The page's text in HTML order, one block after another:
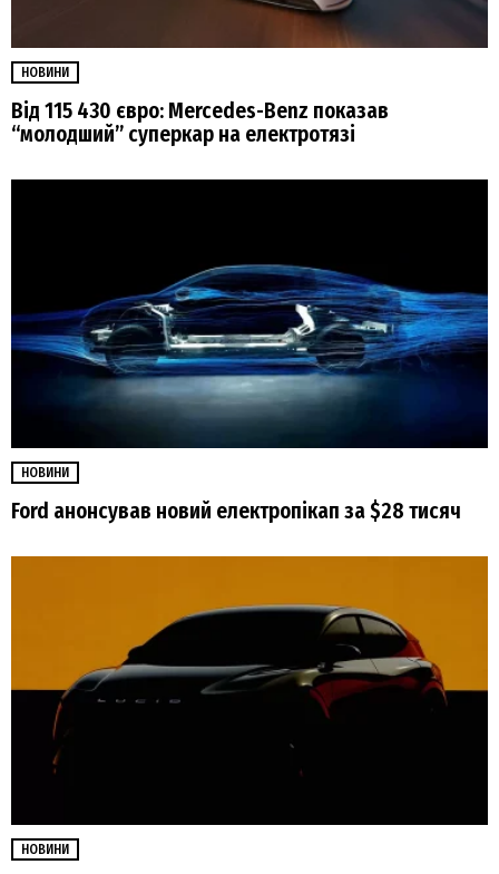
НОВИНИ
Від 115 430 євро: Mercedes-Benz показав
“молодший” суперкар на електротязі
НОВИНИ
Ford анонсував новий електропікап за $28 тисяч
НОВИНИ